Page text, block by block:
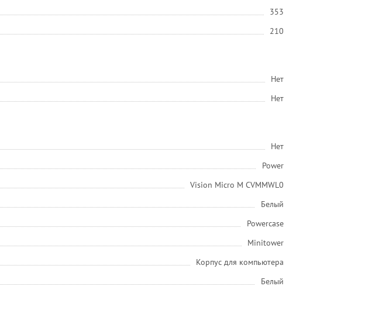
353
210
Нет
Нет
Нет
Power
Vision Micro M CVMMWL0
Белый
Powercase
Minitower
Корпус для компьютера
Белый